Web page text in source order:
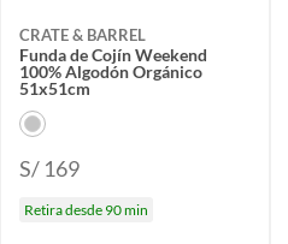
CRATE & BARREL
Funda de Cojín Weekend
100% Algodón Orgánico
51x51cm
S/ 169
Retira desde 90 min